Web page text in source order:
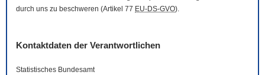
durch uns zu beschweren (Artikel 77 EU-DS-GVO).
Kontaktdaten der Verantwortlichen
Statistisches Bundesamt